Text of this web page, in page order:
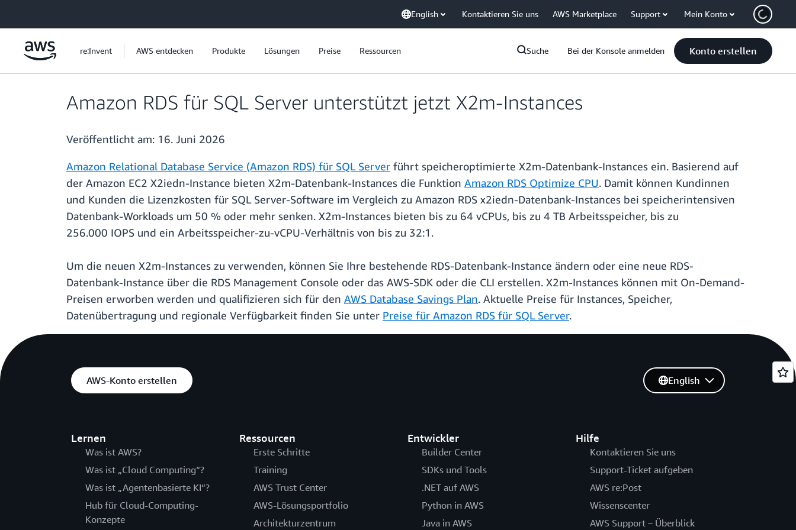
English Kontaktieren Sie uns AWS Marketplace Support Mein Konto
re:Invent AWS entdecken Produkte Lösungen Preise Ressourcen Suche Bei der Konsole anmelden Konto erstellen
Amazon RDS für SQL Server unterstützt jetzt X2m-Instances
Veröffentlicht am: 16. Juni 2026
Amazon Relational Database Service (Amazon RDS) für SQL Server führt speicheroptimierte X2m-Datenbank-Instances ein. Basierend auf
der Amazon EC2 X2iedn-Instance bieten X2m-Datenbank-Instances die Funktion Amazon RDS Optimize CPU. Damit können Kundinnen
und Kunden die Lizenzkosten für SQL Server-Software im Vergleich zu Amazon RDS x2iedn-Datenbank-Instances bei speicherintensiven
Datenbank-Workloads um 50 % oder mehr senken. X2m-Instances bieten bis zu 64 vCPUs, bis zu 4 TB Arbeitsspeicher, bis zu
256.000 IOPS und ein Arbeitsspeicher-zu-vCPU-Verhältnis von bis zu 32:1.
Um die neuen X2m-Instances zu verwenden, können Sie Ihre bestehende RDS-Datenbank-Instance ändern oder eine neue RDS-
Datenbank-Instance über die RDS Management Console oder das AWS-SDK oder die CLI erstellen. X2m-Instances können mit On-Demand-
Preisen erworben werden und qualifizieren sich für den AWS Database Savings Plan. Aktuelle Preise für Instances, Speicher,
Datenübertragung und regionale Verfügbarkeit finden Sie unter Preise für Amazon RDS für SQL Server.
AWS-Konto erstellen
Lernen
Was ist AWS?
Was ist „Cloud Computing“?
Was ist „Agentenbasierte KI“?
Hub für Cloud-Computing-
Konzepte
Ressourcen
Erste Schritte
Training
AWS Trust Center
AWS-Lösungsportfolio
Architekturzentrum
Entwickler
Builder Center
SDKs und Tools
.NET auf AWS
Python in AWS
Java in AWS
Hilfe
Kontaktieren Sie uns
Support-Ticket aufgeben
AWS re:Post
Wissenscenter
AWS Support – Überblick
English